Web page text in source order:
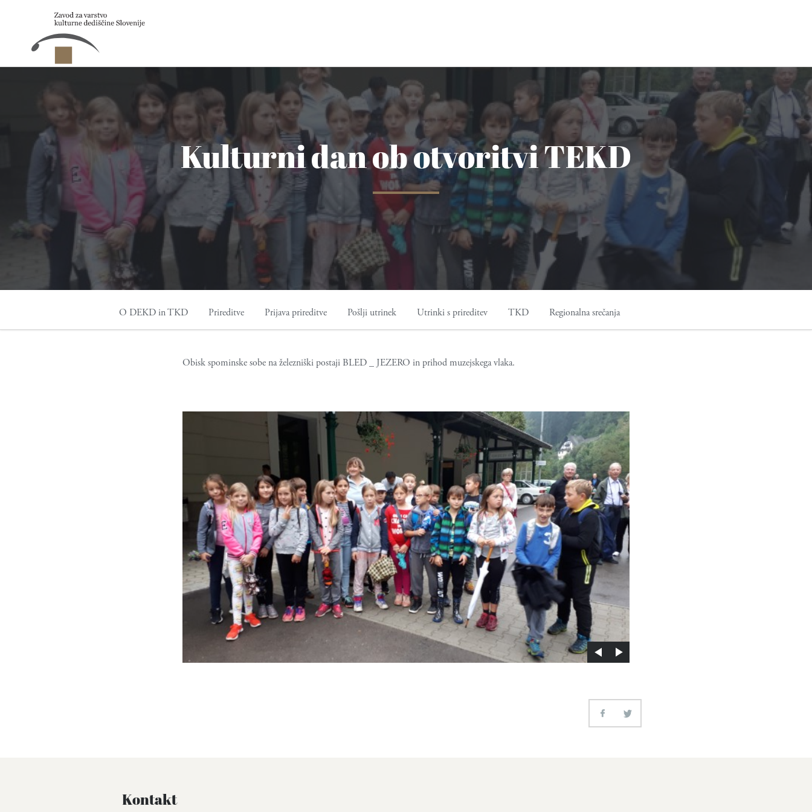
Kulturni dan ob otvoritvi TEKD
O DEKD in TKD Prireditve Prijava prireditve Pošlji utrinek Utrinki s prireditev TKD Regionalna srečanja
Obisk spominske sobe na železniški postaji BLED _ JEZERO in prihod muzejskega vlaka.
Kontakt